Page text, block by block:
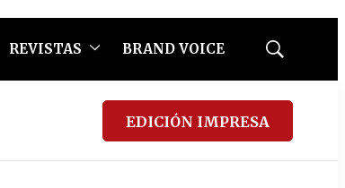
REVISTAS BRAND VOICE
Mostrar
EDICIÓN IMPRESA